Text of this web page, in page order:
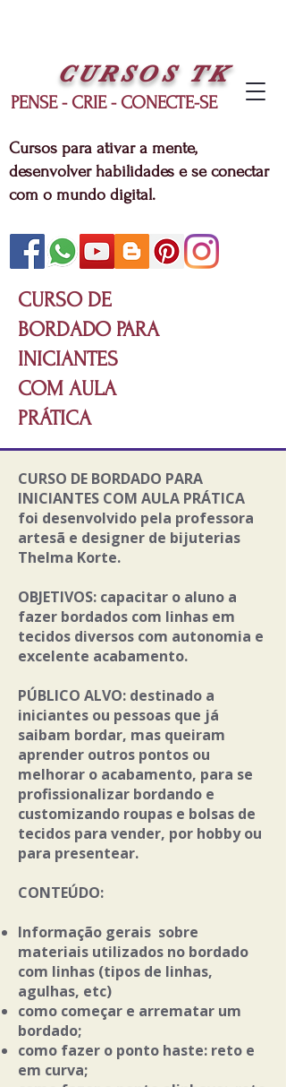
CURSOS TK
PENSE - CRIE - CONECTE-SE
Cursos para ativar a mente,
desenvolver habilidades e se conectar
com o mundo digital.
CURSO DE
BORDADO PARA
INICIANTES
COM AULA
PRÁTICA
CURSO DE BORDADO PARA
INICIANTES COM AULA PRÁTICA
foi desenvolvido pela professora
artesã e designer de bijuterias
Thelma Korte.
OBJETIVOS: capacitar o aluno a
fazer bordados com linhas em
tecidos diversos com autonomia e
excelente acabamento.
PÚBLICO ALVO: destinado a
iniciantes ou pessoas que já
saibam bordar, mas queiram
aprender outros pontos ou
melhorar o acabamento, para se
profissionalizar bordando e
customizando roupas e bolsas de
tecidos para vender, por hobby ou
para presentear.
CONTEÚDO:
Informação gerais sobre
materiais utilizados no bordado
com linhas (tipos de linhas,
agulhas, etc)
como começar e arrematar um
bordado;
como fazer o ponto haste: reto e
em curva;